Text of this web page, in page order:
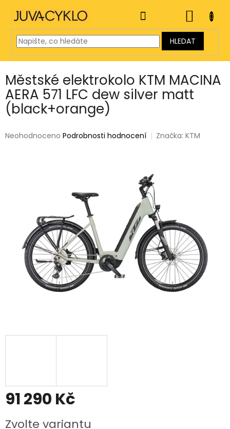
obsah
HLEDAT
KOŠÍK
Městské elektrokolo KTM MACINA
AERA 571 LFC dew silver matt
(black+orange)
Průměrné
Neohodnoceno Podrobnosti hodnocení Značka:KTM
91 290 Kč
cena:
Zvolte variantu